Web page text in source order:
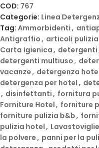
COD: 767
Categorie: Linea
Tag: Ammorbidenti,
Antigraffio, articoli
Carta Igienica, detergenti
detergenti multiuso,
vacanze, detergenza
detergenza per hotel,
, disinfettanti, fornitura
Forniture Hotel, forniture
forniture pulizia b&b,
pulizia hotel, Lavastoviglie
la polvere, panni per la